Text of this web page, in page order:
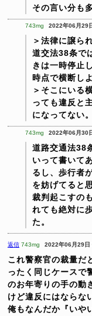
その言い分も
743mg 2022年06月29
＞法律に譲ら
道交法38条で
きは一時停止
時点で横断し
＞そこにいる
っても違反と
になってない。
743mg 2022年06月30
道路交通法38
いって書いて
るし、歩行者
を妨げてると
裁判起こすの
れても絶対に
た。
返信 743mg 2022年06月29日
これ警察官の裁量だ
ったく同じケースで
のお年寄りの手の動
けど違反にはならな
俺もなんだか『いや